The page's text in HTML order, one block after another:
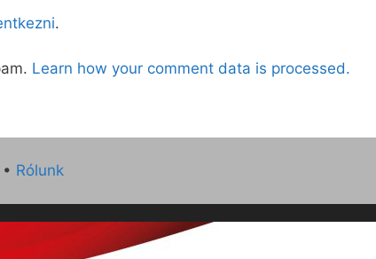
.
Learn how your comment data is processed.
• Rólunk